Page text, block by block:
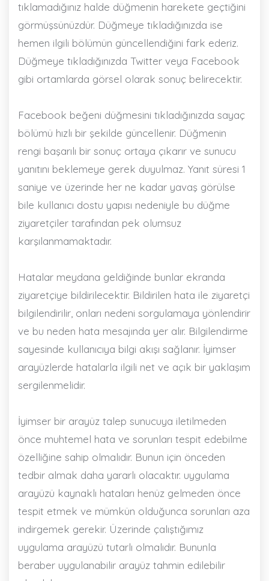
tıklamadığınız halde düğmenin harekete geçtiğini
görmüşsünüzdür. Düğmeye tıkladığınızda ise
hemen ilgili bölümün güncellendiğini fark ederiz.
Düğmeye tıkladığınızda Twitter veya Facebook
gibi ortamlarda görsel olarak sonuç belirecektir.
Facebook beğeni düğmesini tıkladığınızda sayaç
bölümü hızlı bir şekilde güncellenir. Düğmenin
rengi başarılı bir sonuç ortaya çıkarır ve sunucu
yanıtını beklemeye gerek duyulmaz. Yanıt süresi 1
saniye ve üzerinde her ne kadar yavaş görülse
bile kullanıcı dostu yapısı nedeniyle bu düğme
ziyaretçiler tarafından pek olumsuz
karşılanmamaktadır.
Hatalar meydana geldiğinde bunlar ekranda
ziyaretçiye bildirilecektir. Bildirilen hata ile ziyaretçi
bilgilendirilir, onları nedeni sorgulamaya yönlendirir
ve bu neden hata mesajında yer alır. Bilgilendirme
sayesinde kullanıcıya bilgi akışı sağlanır. İyimser
arayüzlerde hatalarla ilgili net ve açık bir yaklaşım
sergilenmelidir.
İyimser bir arayüz talep sunucuya iletilmeden
önce muhtemel hata ve sorunları tespit edebilme
özelliğine sahip olmalıdır. Bunun için önceden
tedbir almak daha yararlı olacaktır. uygulama
arayüzü kaynaklı hataları henüz gelmeden önce
tespit etmek ve mümkün olduğunca sorunları aza
indirgemek gerekir. Üzerinde çalıştığımız
uygulama arayüzü tutarlı olmalıdır. Bununla
beraber uygulanabilir arayüz tahmin edilebilir